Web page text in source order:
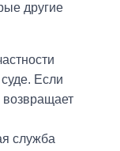
другие
Если
служба